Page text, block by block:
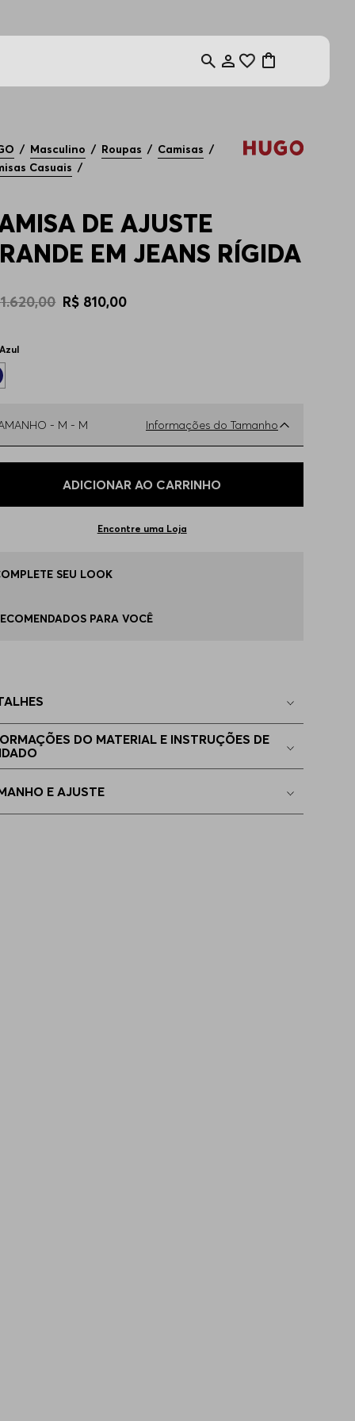
Masculino Roupas
Camisas
Casuais
DE AJUSTE
EM JEANS RÍGIDA
1.620,00 R$ 810,00
Azul
- M - M Informações do Tamanho
- L
- XL
ADICIONAR AO CARRINHO
Encontre uma Loja
SEU LOOK
PARA VOCÊ
DO MATERIAL E INSTRUÇÕES DE
E AJUSTE